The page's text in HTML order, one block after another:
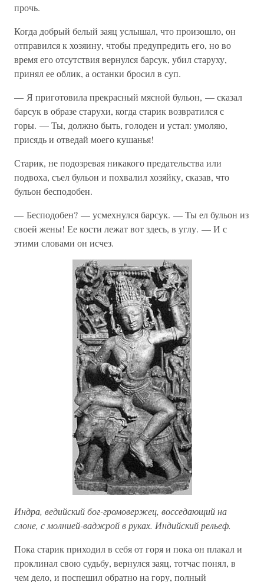
прочь.
Когда добрый белый заяц услышал, что произошло, он
отправился к хозяину, чтобы предупредить его, но во
время его отсутствия вернулся барсук, убил старуху,
принял ее облик, а останки бросил в суп.
— Я приготовила прекрасный мясной бульон, — сказал
барсук в образе старухи, когда старик возвратился с
горы. — Ты, должно быть, голоден и устал: умоляю,
присядь и отведай моего кушанья!
Старик, не подозревая никакого предательства или
подвоха, съел бульон и похвалил хозяйку, сказав, что
бульон бесподобен.
— Бесподобен? — усмехнулся барсук. — Ты ел бульон из
своей жены! Ее кости лежат вот здесь, в углу. — И с
этими словами он исчез.
Индра, ведийский бог-громовержец, восседающий на
слоне, с молнией-ваджрой в руках. Индийский рельеф.
Пока старик приходил в себя от горя и пока он плакал и
проклинал свою судьбу, вернулся заяц, тотчас понял, в
чем дело, и поспешил обратно на гору, полный